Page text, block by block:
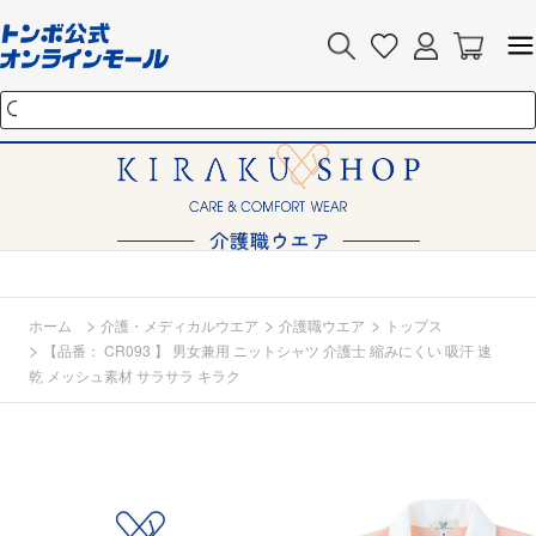
ホーム > 介護・メディカルウエア > 介護職ウエア > トップス
>
【品番： CR093 】 男女兼用 ニットシャツ 介護士 縮みにくい 吸汗 速
乾 メッシュ素材 サラサラ キラク